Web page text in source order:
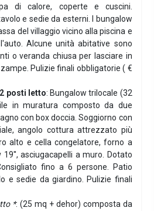
di calore, coperte e cuscini.
e sedie da esterni. I bungalow
del villaggio vicino alla piscina e
Alcune unità abitative sono
o veranda chiusa per lasciare in
Pulizie finali obbligatorie ( €
posti letto: Bungalow trilocale (32
in muratura composto da due
con box doccia. Soggiorno con
angolo cottura attrezzato più
alto e cella congelatore, forno a
asciugacapelli a muro. Dotato
fino a 6 persone. Patio
e sedie da giardino. Pulizie finali
*: (25 mq + dehor) composta da